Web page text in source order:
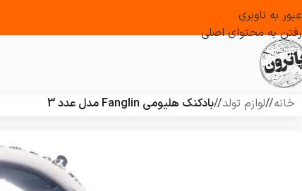
عبور به ناوبری
رفتن به محتوای اصلی
خانه/ لوازم تولد/ بادکنک هلیومی Fanglin مدل عدد 3